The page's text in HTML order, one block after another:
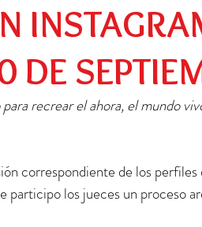
DE
recrear el ahora, el mundo
correspondiente de los
participo los jueces un proceso